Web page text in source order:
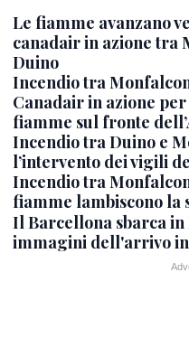
Le fiamme avanzano
canadair in azione tra
Duino
Incendio tra
Canadair in azione
fiamme sul fronte
Incendio tra Duino e
l’intervento dei vigili
Incendio tra
fiamme lambiscono la
Il Barcellona sbarca
immagini dell'arrivo